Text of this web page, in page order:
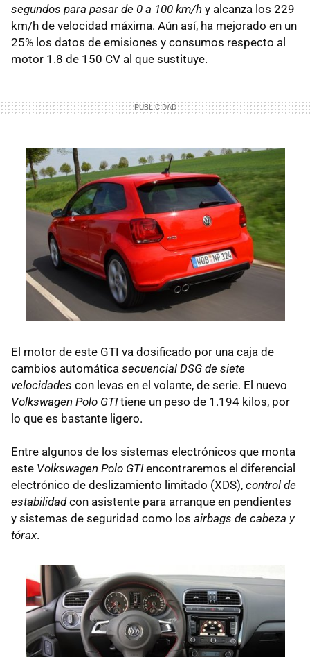
segundos para pasar de 0 a 100 km/h y alcanza los 229
km/h de velocidad máxima. Aún así, ha mejorado en un
25% los datos de emisiones y consumos respecto al
motor 1.8 de 150 CV al que sustituye.
El motor de este GTI va dosificado por una caja de
cambios automática secuencial DSG de siete
velocidades con levas en el volante, de serie. El nuevo
Volkswagen Polo GTItiene un peso de 1.194 kilos, por
lo que es bastante ligero.
Entre algunos de los sistemas electrónicos que monta
este Volkswagen Polo GTIencontraremos el diferencial
electrónico de deslizamiento limitado (XDS), control de
estabilidadcon asistente para arranque en pendientes
y sistemas de seguridad como los airbags de cabeza y
tórax.